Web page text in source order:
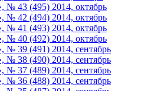
№ 43 (495) 2014, октябрь
№ 42 (494) 2014, октябрь
№ 41 (493) 2014, октябрь
№ 40 (492) 2014, октябрь
№ 39 (491) 2014, сентябрь
№ 38 (490) 2014, сентябрь
№ 37 (489) 2014, сентябрь
№ 36 (488) 2014, сентябрь